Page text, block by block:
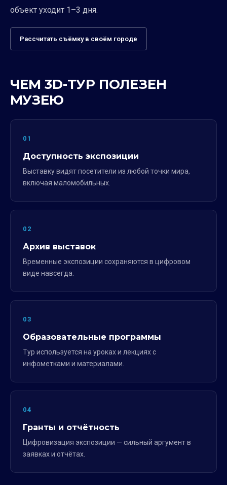
объект уходит 1–3 дня.
Рассчитать съёмку в своём городе
ЧЕМ 3D-ТУР ПОЛЕЗЕН
МУЗЕЮ
01
Доступность экспозиции
Выставку видят посетители из любой точки мира,
включая маломобильных.
02
Архив выставок
Временные экспозиции сохраняются в цифровом
виде навсегда.
03
Образовательные программы
Тур используется на уроках и лекциях с
инфометками и материалами.
04
Гранты и отчётность
Цифровизация экспозиции — сильный аргумент в
заявках и отчётах.